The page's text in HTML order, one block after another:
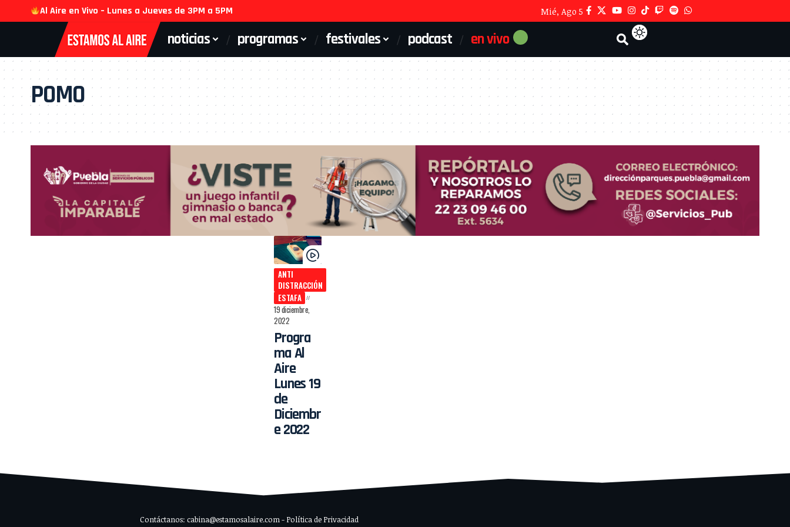
Al Aire en Vivo – Lunes a Jueves de 3PM a 5PM Mié, Ago 5
noticias programas festivales podcast en vivo
POMO
ANTI
DISTRACCIÓN
ESTAFA
19 diciembre,
2022
Progra
ma Al
Aire
Lunes 19
de
Diciembr
e 2022
Contáctanos: cabina@estamosalaire.com - Política de Privacidad